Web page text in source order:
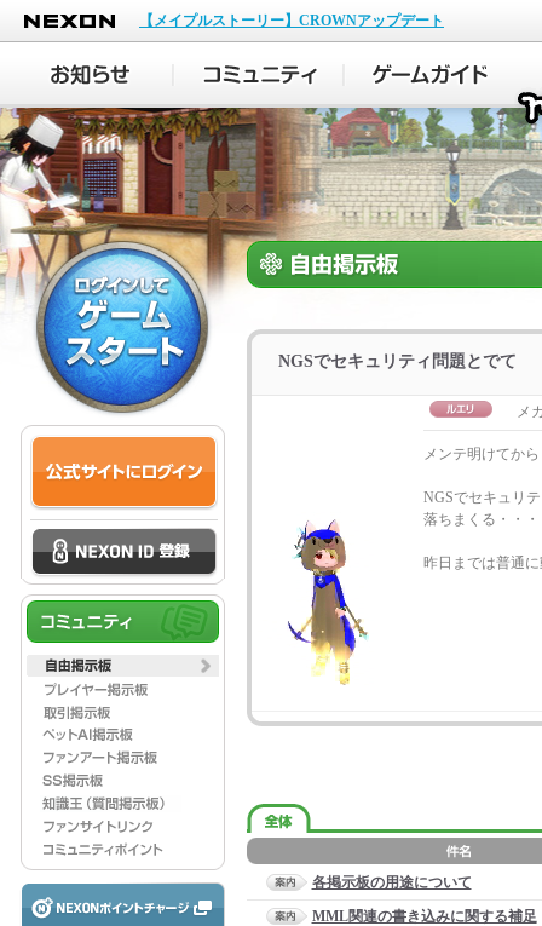
NEXON
【メイプルストーリー】CROWNアップデート
NGSでセキュリティ問題とでて
メ
メンテ明けてから
NGSでセキュリ
落ちまくる・・・
昨日までは普通
各掲示板の用途について
MML関連の書き込みに関する補足